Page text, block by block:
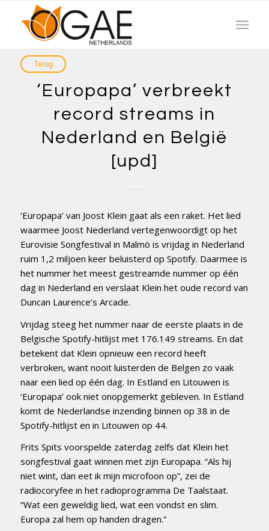
‘Europapa’ verbreekt
record streams in
Nederland en België
[upd]
‘Europapa’ van Joost Klein gaat als een raket. Het lied
waarmee Joost Nederland vertegenwoordigt op het
Eurovisie Songfestival in Malmö is vrijdag in Nederland
ruim 1,2 miljoen keer beluisterd op Spotify. Daarmee is
het nummer het meest gestreamde nummer op één
dag in Nederland en verslaat Klein het oude record van
Duncan Laurence’s Arcade.
Vrijdag steeg het nummer naar de eerste plaats in de
Belgische Spotify-hitlijst met 176.149 streams. En dat
betekent dat Klein opnieuw een record heeft
verbroken, want nooit luisterden de Belgen zo vaak
naar een lied op één dag. In Estland en Litouwen is
‘Europapa’ ook niet onopgemerkt gebleven. In Estland
komt de Nederlandse inzending binnen op 38 in de
Spotify-hitlijst en in Litouwen op 44.
Frits Spits voorspelde zaterdag zelfs dat Klein het
songfestival gaat winnen met zijn Europapa. “Als hij
niet wint, dan eet ik mijn microfoon op”, zei de
radiocoryfee in het radioprogramma De Taalstaat.
“Wat een geweldig lied, wat een vondst en slim.
Europa zal hem op handen dragen.”